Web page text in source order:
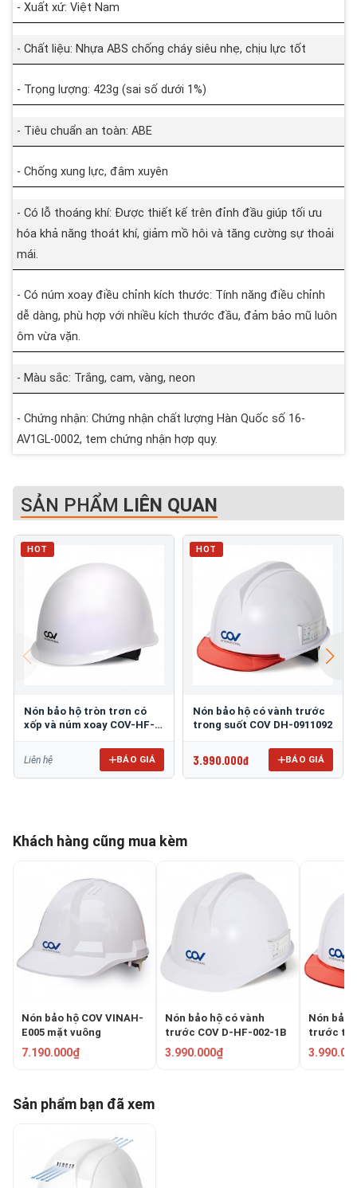
- Xuất xứ: Việt Nam
- Chất liệu: Nhựa ABS chống cháy siêu nhẹ, chịu lực tốt
- Trọng lượng: 423g (sai số dưới 1%)
- Tiêu chuẩn an toàn: ABE
- Chống xung lực, đâm xuyên
- Có lỗ thoáng khí: Được thiết kế trên đỉnh đầu giúp tối ưu
hóa khả năng thoát khí, giảm mồ hôi và tăng cường sự thoải
mái.
- Có núm xoay điều chỉnh kích thước: Tính năng điều chỉnh
dễ dàng, phù hợp với nhiều kích thước đầu, đảm bảo mũ luôn
ôm vừa vặn.
- Màu sắc: Trắng, cam, vàng, neon
- Chứng nhận: Chứng nhận chất lượng Hàn Quốc số 16-
AV1GL-0002, tem chứng nhận hợp quy.
SẢN PHẨM LIÊN QUAN
HOT
Nón bảo hộ tròn trơn có
xốp và núm xoay COV-HF-
Liên hệ BÁO GIÁ
HOT
Nón bảo hộ có vành trước
trong suốt COV DH-0911092
3.990.000đ BÁO GIÁ
Khách hàng cũng mua kèm
Nón bảo hộ COV VINAH-
E005 mặt vuông
7.190.000₫
Nón bảo hộ có vành
trước COV D-HF-002-1B
3.990.000₫
Nón bảo
trước
DH-
Sản phẩm bạn đã xem